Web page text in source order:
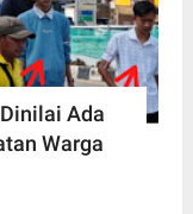
Ada
Warga